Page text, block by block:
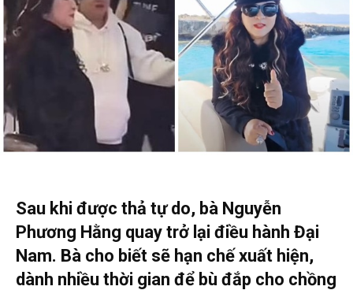
Sau khi được thả tự do, bà Nguyễn
Phương Hằng quay trở lại điều hành Đại
Nam. Bà cho biết sẽ hạn chế xuất hiện,
dành nhiều thời gian để bù đắp cho chồng